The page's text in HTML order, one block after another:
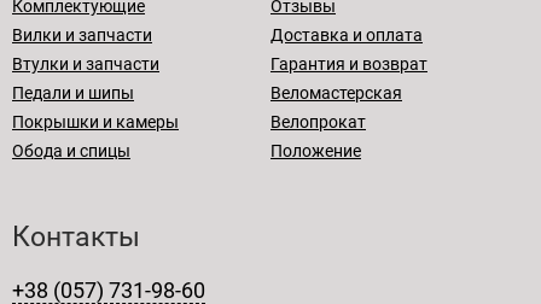
Комплектующие
Вилки и запчасти
Втулки и запчасти
Педали и шипы
Покрышки и камеры
Обода и спицы
Отзывы
Доставка и оплата
Гарантия и возврат
Веломастерская
Велопрокат
Положение
Контакты
+38 (057) 731-98-60